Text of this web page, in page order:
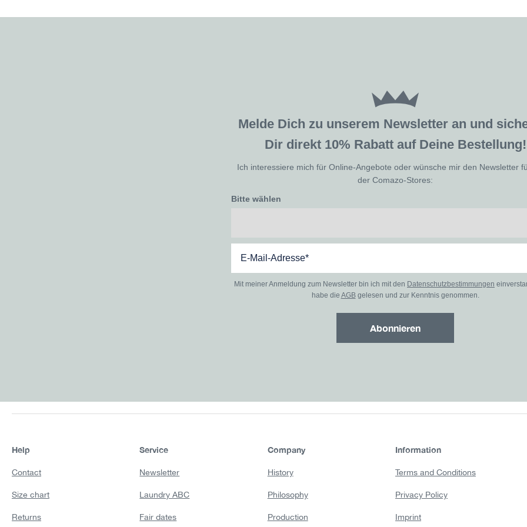
Melde Dich zu unserem Newsletter an und
Dir direkt 10% Rabatt auf Deine Bestellung!
Ich interessiere mich für Online-Angebote oder wünsche mir den Newsletter
der Comazo-Stores:
Bitte wählen
Mit meiner Anmeldung zum Newsletter bin ich mit den Datenschutzbestimmungen
habe die AGBgelesen und zur Kenntnis genommen.
Abonnieren
Help
Contact
Size chart
Returns
Service
Newsletter
Laundry ABC
Fair dates
Company
History
Philosophy
Production
Information
Terms and Conditions
Privacy Policy
Imprint